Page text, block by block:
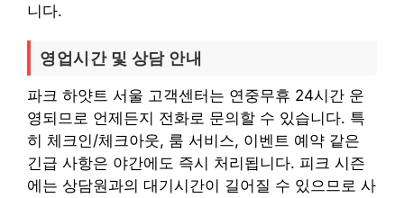
니다.
영업시간 및 상담 안내
파크 하얏트 서울 고객센터는 연중무휴 24시간 운
영되므로 언제든지 전화로 문의할 수 있습니다. 특
히 체크인/체크아웃, 룸 서비스, 이벤트 예약 같은
긴급 사항은 야간에도 즉시 처리됩니다. 피크 시즌
에는 상담원과의 대기시간이 길어질 수 있으므로 사